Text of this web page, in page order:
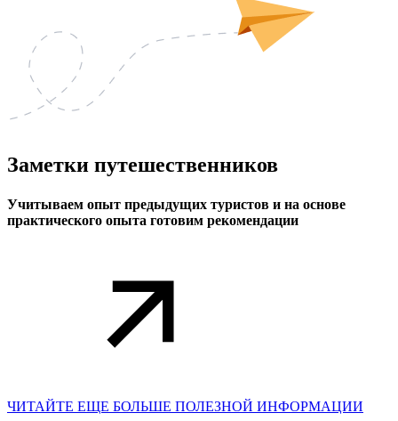
Заметки путешественников
Учитываем опыт предыдущих туристов и на основе
практического опыта готовим рекомендации
ЧИТАЙТЕ ЕЩЕ БОЛЬШЕ ПОЛЕЗНОЙ ИНФОРМАЦИИ